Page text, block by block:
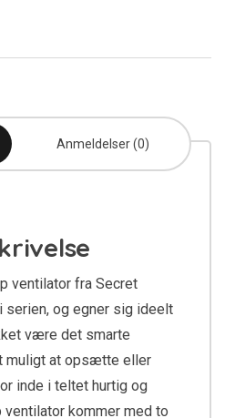
Anmeldelser (0)
ventilator fra Secret
serien, og egner sig ideelt
være det smarte
muligt at opsætte eller
inde i teltet hurtig og
ventilator kommer med to